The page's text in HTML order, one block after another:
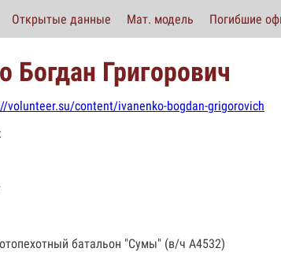
Открытые данные Мат. модель Погибшие
Богдан Григорович
volunteer.su/content/ivanenko-bogdan-grigorovich
батальон "Сумы" (в/ч А4532)